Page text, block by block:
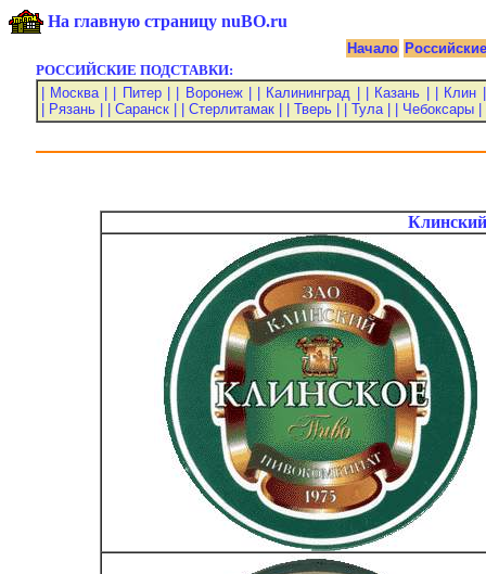
На главную страницу nuBO.ru
Начало Российские
РОССИЙСКИЕ ПОДСТАВКИ:
| Москва |
| Питер | | Воронеж | | Калининград | | Казань |
| Клин |
| Рязань |
| Саранск | | Стерлитамак | | Тверь | | Тула | | Чебоксары |